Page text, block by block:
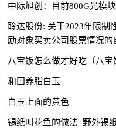
中际旭创：目前800G光模
聆达股份: 关于2023年限制
励对象买卖公司股票情况的
八宝饭怎么做才好吃（八宝
和田养脂白玉
白玉上面的黄色
锡纸叫花鱼的做法_野外锡